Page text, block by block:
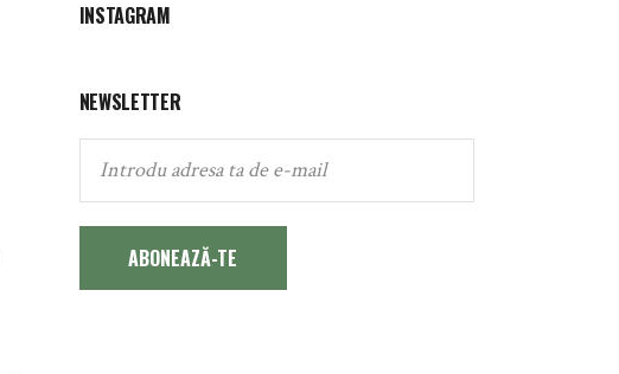
INSTAGRAM
NEWSLETTER
ABONEAZĂ-TE